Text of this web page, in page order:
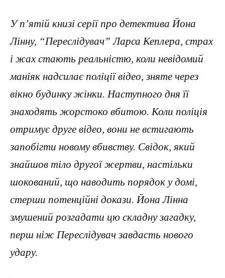
У п’ятій книзі серії про детектива Йона
Лінну, “Переслідувач” Ларса Кеплера, страх
і жах стають реальністю, коли невідомий
маніяк надсилає поліції відео, зняте через
вікно будинку жінки. Наступного дня її
знаходять жорстоко вбитою. Коли поліція
отримує друге відео, вони не встигають
запобігти новому вбивству. Свідок, який
знайшов тіло другої жертви, настільки
шокований, що наводить порядок у домі,
стерши потенційні докази. Йона Лінна
змушений розгадати цю складну загадку,
перш ніж Переслідувач завдасть нового
удару.